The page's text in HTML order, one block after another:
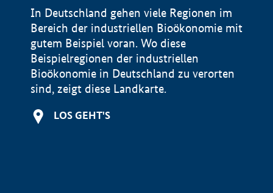
In Deutschland gehen viele Regionen im
Bereich der industriellen Bioökonomie mit
gutem Beispiel voran. Wo diese
Beispielregionen der industriellen
Bioökonomie in Deutschland zu verorten
sind, zeigt diese Landkarte.
LOS GEHT'S